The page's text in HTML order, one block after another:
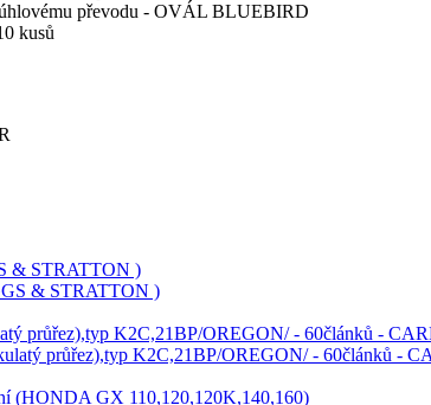
převodu - OVÁL BLUEBIRD
kusů
& STRATTON )
průřez),typ K2C,21BP/OREGON/ - 60článků -
(HONDA GX 110,120,120K,140,160)